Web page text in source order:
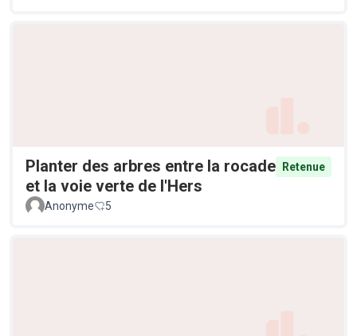
Planter des arbres entre la rocade
et la voie verte de l'Hers
Retenue
Anonyme 5